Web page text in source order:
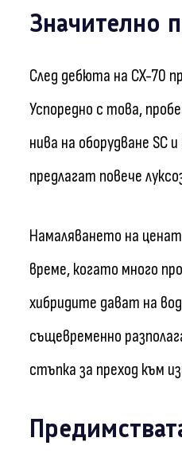
Значително
След дебюта на CX-70
Успоредно с това,
нива на оборудване SC
предлагат повече
Намаляването на
време, когато много
хибридите дават на
същевременно
стъпка за преход към